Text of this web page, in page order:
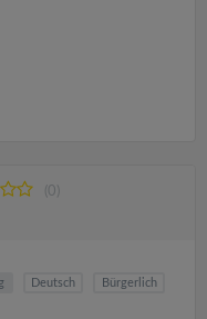
(0)
Deutsch Bürgerlich